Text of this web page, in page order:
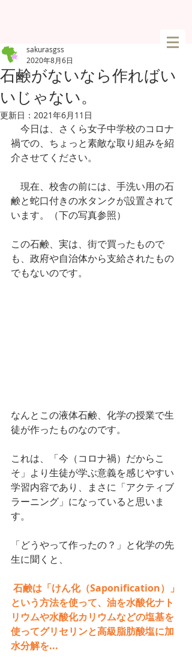
石鹸がないなら作ればい
いじゃない。
sakurasgss
2020年8月6日
更新日： 2021年6月11日
今日は、さくら女子中学校のコロナ
禍での、ちょっと素敵な取り組みを紹
介させてください。
現在、校舎の前には、手洗い用の石
鹸と蛇口付きの水タンクが設置されて
います。（下の写真参照）
この石鹸、実は、街で買ったもので
も、政府や自治体から支給されたもの
でもないのです。
なんとこの液体石鹸、化学の授業で生
徒が作ったものなのです。
これは、「今（コロナ禍）だからこ
そ」より生徒が学ぶ意義を感じやすい
学習内容であり、まさに「アクティブ
ラーニング」になっていると思いま
す。
「どうやって作ったの？」と化学の先
生に聞くと、
石鹸は「けん化（Saponification）」
という方法を使って、油を水酸化ナト
リウムや水酸化カリウムなどの塩基を
使ってグリセリンと高級脂肪酸塩に加
水分解を...